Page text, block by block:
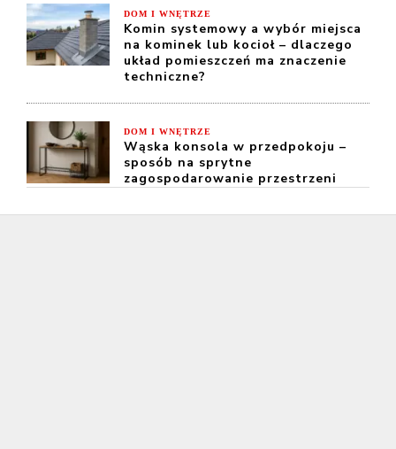
DOM I WNĘTRZE
Komin systemowy a wybór miejsca
na kominek lub kocioł – dlaczego
układ pomieszczeń ma znaczenie
techniczne?
DOM I WNĘTRZE
Wąska konsola w przedpokoju –
sposób na sprytne
zagospodarowanie przestrzeni